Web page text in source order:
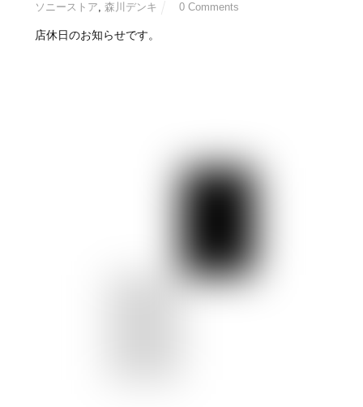
ソニーストア, 森川デンキ 0 Comments
店休日のお知らせです。